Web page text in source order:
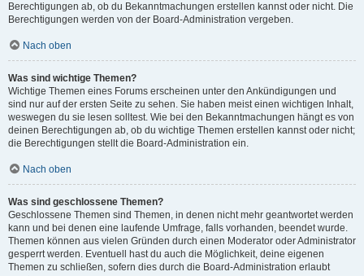
Berechtigungen ab, ob du Bekanntmachungen erstellen kannst oder nicht. Die
Berechtigungen werden von der Board-Administration vergeben.
Nach oben
Was sind wichtige Themen?
Wichtige Themen eines Forums erscheinen unter den Ankündigungen und
sind nur auf der ersten Seite zu sehen. Sie haben meist einen wichtigen Inhalt,
weswegen du sie lesen solltest. Wie bei den Bekanntmachungen hängt es von
deinen Berechtigungen ab, ob du wichtige Themen erstellen kannst oder nicht;
die Berechtigungen stellt die Board-Administration ein.
Nach oben
Was sind geschlossene Themen?
Geschlossene Themen sind Themen, in denen nicht mehr geantwortet werden
kann und bei denen eine laufende Umfrage, falls vorhanden, beendet wurde.
Themen können aus vielen Gründen durch einen Moderator oder Administrator
gesperrt werden. Eventuell hast du auch die Möglichkeit, deine eigenen
Themen zu schließen, sofern dies durch die Board-Administration erlaubt